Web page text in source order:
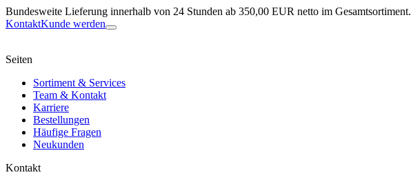
Bundesweite Lieferung innerhalb von 24 Stunden ab 350,00 EUR netto im Gesamtsortiment.
KontaktKunde werden
Seiten
Sortiment & Services
Team & Kontakt
Karriere
Bestellungen
Häufige Fragen
Neukunden
Kontakt